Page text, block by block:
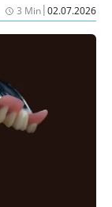
3 Min|02.07.2026